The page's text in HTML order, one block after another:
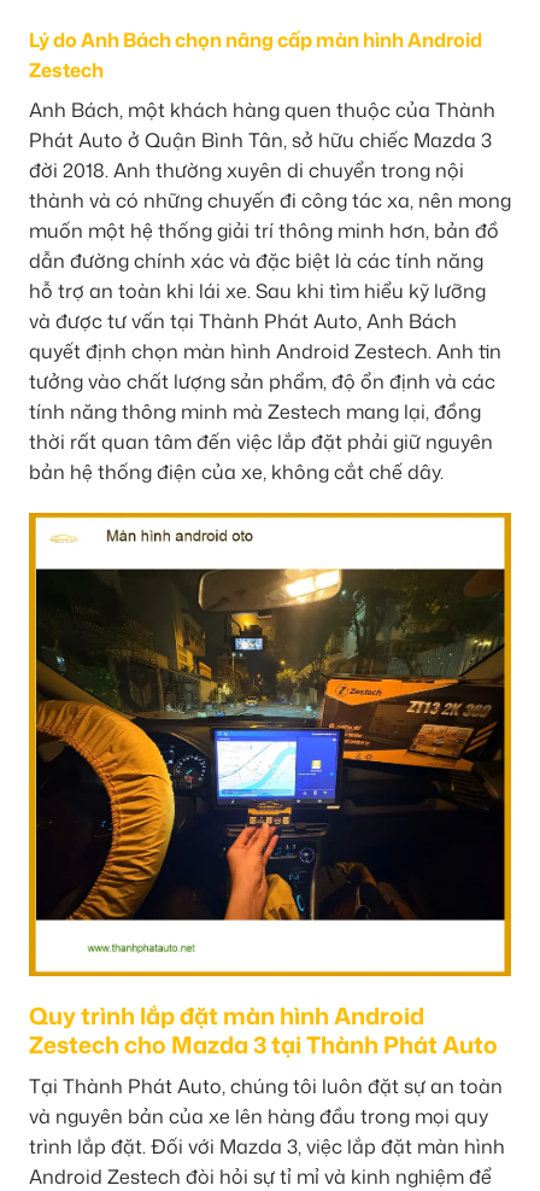
Lý do Anh Bách chọn nâng cấp màn hình Android
Zestech
Anh Bách, một khách hàng quen thuộc của Thành
Phát Auto ở Quận Bình Tân, sở hữu chiếc Mazda 3
đời 2018. Anh thường xuyên di chuyển trong nội
thành và có những chuyến đi công tác xa, nên mong
muốn một hệ thống giải trí thông minh hơn, bản đồ
dẫn đường chính xác và đặc biệt là các tính năng
hỗ trợ an toàn khi lái xe. Sau khi tìm hiểu kỹ lưỡng
và được tư vấn tại Thành Phát Auto, Anh Bách
quyết định chọn màn hình Android Zestech. Anh tin
tưởng vào chất lượng sản phẩm, độ ổn định và các
tính năng thông minh mà Zestech mang lại, đồng
thời rất quan tâm đến việc lắp đặt phải giữ nguyên
bản hệ thống điện của xe, không cắt chế dây.
Quy trình lắp đặt màn hình Android
Zestech cho Mazda 3 tại Thành Phát Auto
Tại Thành Phát Auto, chúng tôi luôn đặt sự an toàn
và nguyên bản của xe lên hàng đầu trong mọi quy
trình lắp đặt. Đối với Mazda 3, việc lắp đặt màn hình
Android Zestech đòi hỏi sự tỉ mỉ và kinh nghiệm để